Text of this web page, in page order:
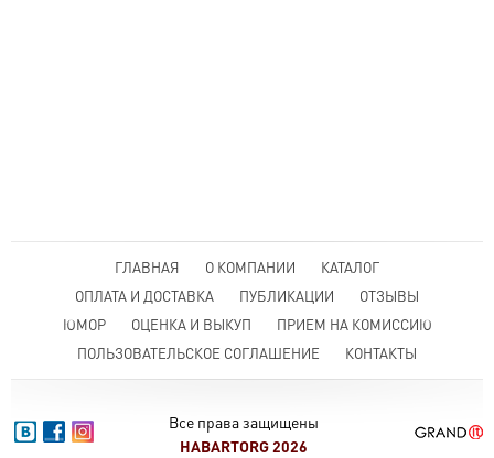
ГЛАВНАЯ О КОМПАНИИ
КАТАЛОГ
ОПЛАТА И ДОСТАВКА
ПУБЛИКАЦИИ
ОТЗЫВЫ
ЮМОР
ОЦЕНКА И ВЫКУП
ПРИЕМ НА КОМИССИЮ
ПОЛЬЗОВАТЕЛЬСКОЕ СОГЛАШЕНИЕ
КОНТАКТЫ
Все права защищены
HABARTORG 2026